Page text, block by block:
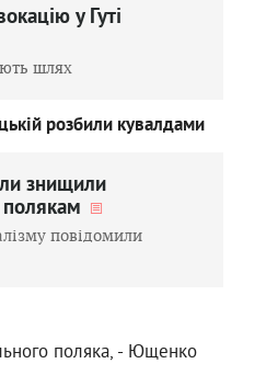
у Гуті
шлях
розбили кувалдами
знищили
повідомили
поляка, - Ющенко